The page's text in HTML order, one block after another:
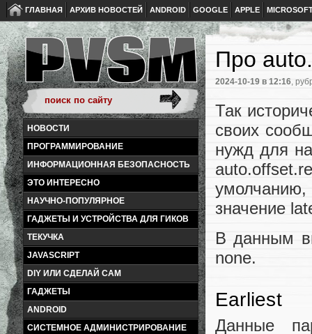
ГЛАВНАЯ АРХИВ НОВОСТЕЙ ANDROID GOOGLE APPLE
НОВОСТИ
ПРОГРАММИРОВАНИЕ
ИНФОРМАЦИОННАЯ БЕЗОПАСНОСТЬ
ЭТО ИНТЕРЕСНО
НАУЧНО-ПОПУЛЯРНОЕ
ГАДЖЕТЫ И УСТРОЙСТВА ДЛЯ ГИКОВ
ТЕКУЧКА
JAVASCRIPT
DIY ИЛИ СДЕЛАЙ САМ
ГАДЖЕТЫ
ANDROID
СИСТЕМНОЕ АДМИНИСТРИРОВАНИЕ
Про
2024-10-19 в 12:16,
Так
своих
нужд для
значение
В данным
none.
Earliest
Данные